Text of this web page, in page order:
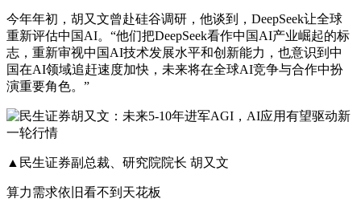
今年年初，胡又文曾赴硅谷调研，他谈到，DeepSeek让全球
重新评估中国AI。“他们把DeepSeek看作中国AI产业崛起的标
志，重新审视中国AI技术发展水平和创新能力，也意识到中
国在AI领域追赶速度加快，未来将在全球AI竞争与合作中扮
演重要角色。”
▲民生证券副总裁、研究院院长 胡又文
算力需求依旧看不到天花板